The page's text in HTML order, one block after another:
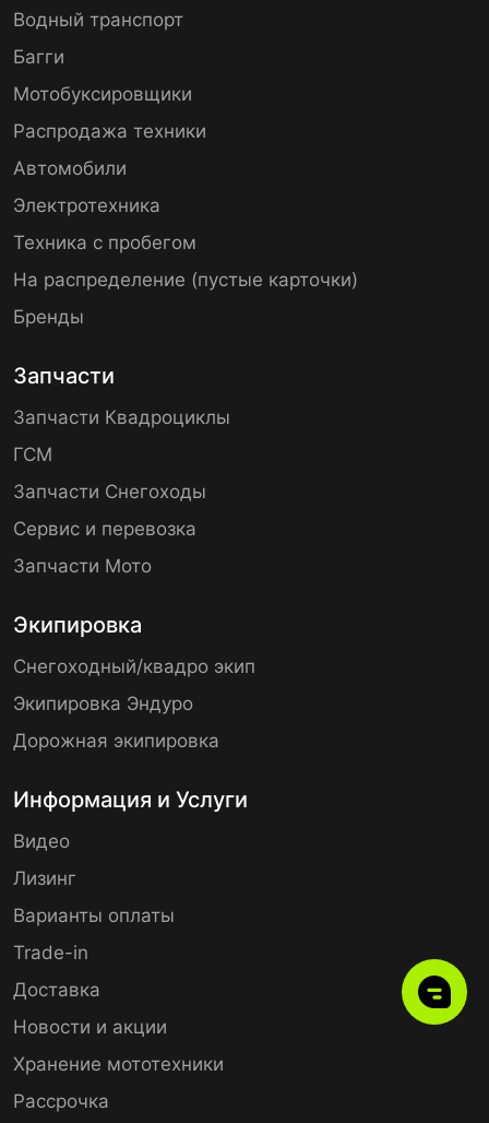
Водный транспорт
Багги
Мотобуксировщики
Распродажа техники
Автомобили
Электротехника
Техника с пробегом
На распределение (пустые карточки)
Бренды
Запчасти
Запчасти Квадроциклы
ГСМ
Запчасти Снегоходы
Сервис и перевозка
Запчасти Мото
Экипировка
Снегоходный/квадро экип
Экипировка Эндуро
Дорожная экипировка
Информация и Услуги
Видео
Лизинг
Варианты оплаты
Trade-in
Доставка
Новости и акции
Хранение мототехники
Рассрочка